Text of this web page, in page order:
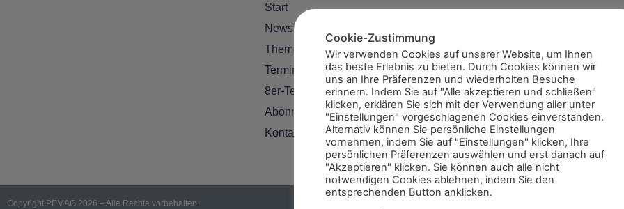
Start
News
Themen
Termine
8er-Team
Abonnement
Kontakt
Wir sind
Copyright PEMAG 2026 – Alle Rechte vorbehalten.
Cookie-Zustimmung
Wir verwenden Cookies auf unserer Website, um Ihnen
das beste Erlebnis zu bieten. Durch Cookies können wir
uns an Ihre Präferenzen und wiederholten Besuche
erinnern. Indem Sie auf "Alle akzeptieren und schließen"
klicken, erklären Sie sich mit der Verwendung aller unter
"Einstellungen" vorgeschlagenen Cookies einverstanden.
Alternativ können Sie persönliche Einstellungen
vornehmen, indem Sie auf "Einstellungen" klicken, Ihre
persönlichen Präferenzen auswählen und erst danach auf
"Akzeptieren" klicken. Sie können auch alle nicht
notwendigen Cookies ablehnen, indem Sie den
entsprechenden Button anklicken.